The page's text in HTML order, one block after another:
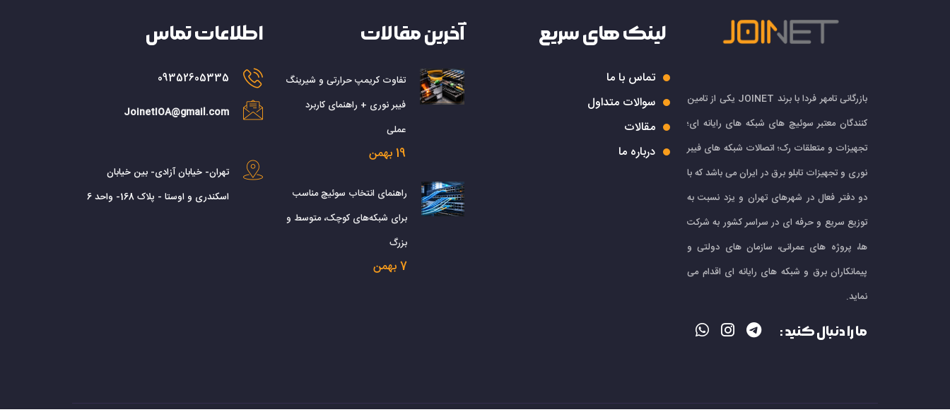
بازرگانی تامهر فردا با برند JOINET یکی از تامین
کنندگان معتبر سوئیچ های شبکه های رایانه ای؛
تجهیزات و متعلقات رک؛ اتصالات شبکه های فیبر
نوری و تجهیزات تابلو برق در ایران می باشد که با
دو دفتر فعال در شهرهای تهران و یزد نسبت به
توزیع سریع و حرفه ای در سراسر کشور به شرکت
ها، پروژه های عمرانی، سازمان های دولتی و
پیمانکاران برق و شبکه های رایانه ای اقدام می
نماید.
ما را دنبال کنید :
لینک های سریع
تماس با ما
سوالات متداول
مقالات
درباره ما
آخرین مقالات
تفاوت کریمپ حرارتی و شیرینگ
فیبر نوری + راهنمای کاربرد
عملی
19 بهمن
راهنمای انتخاب سوئیچ مناسب
برای شبکه‌های کوچک، متوسط و
بزرگ
7 بهمن
اطلاعات تماس
09352605335
JoinetIOA@gmail.com
تهران- خیابان آزادی- بین خیابان
اسکندری و اوستا - پلاک 168- واحد 6